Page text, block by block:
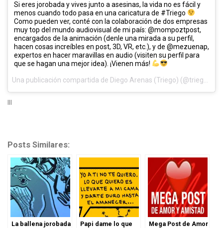
Si eres jorobada y vives junto a asesinas, la vida no es fácil y
menos cuando todo pasa en una caricatura de #Triego
Como pueden ver, conté con la colaboración de dos empresas
muy top del mundo audiovisual de mi país: @mompoztpost,
encargados de la animación (denle una mirada a su perfil,
hacen cosas increíbles en post, 3D, VR, etc.), y de @mezuenap,
expertos en hacer maravillas en audio (visiten su perfil para
que se hagan una mejor idea). ¡Vienen más!
Una publicación compartida de Diego Arenas (Triego) (@triego) el
Posts Similares:
La ballena jorobada
Papi dame lo que
Mega Post de Amor